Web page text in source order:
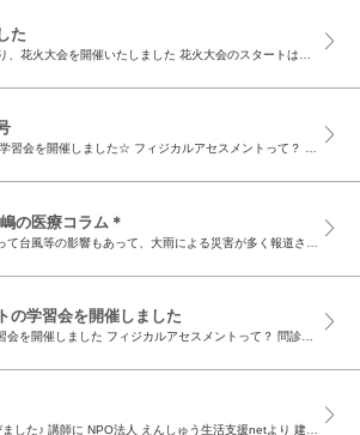
た
☆フィジカルアセスメントの 学習会を開催しました☆ フィジカルアセスメントって？ 問診・打診・視診・触診などを通して、実際に患者の身体に触れながら、症状の把握や異常の早期発見を行うこと。 日本...
の医療コラム＊
の学習会を開催しました